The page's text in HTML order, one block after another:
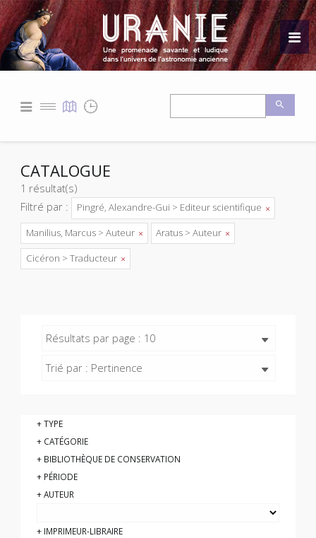
CATALOGUE
1 résultat(s)
Filtré par :
Pingré, Alexandre-Gui > Editeur scientifique
Manilius, Marcus > Auteur
Aratus > Auteur
Cicéron > Traducteur
Résultats par page : 10
Trié par : Pertinence
TYPE
CATÉGORIE
BIBLIOTHÈQUE DE CONSERVATION
PÉRIODE
AUTEUR
IMPRIMEUR-LIBRAIRE